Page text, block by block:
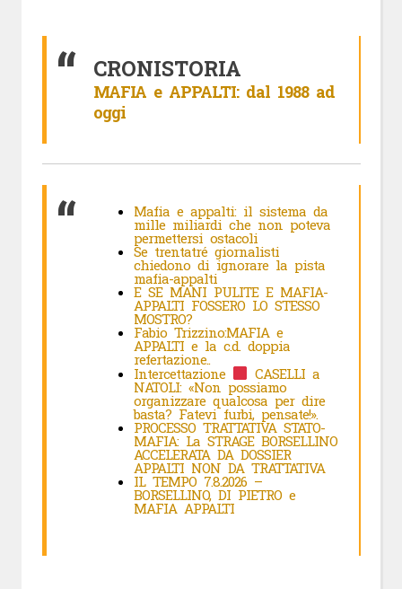
CRONISTORIA
MAFIA e APPALTI: dal 1988 ad
oggi
Mafia e appalti: il sistema da
mille miliardi che non poteva
permettersi ostacoli
Se trentatré giornalisti
chiedono di ignorare la pista
mafia-appalti
E SE MANI PULITE E MAFIA-
APPALTI FOSSERO LO STESSO
MOSTRO?
Fabio Trizzino:MAFIA e
APPALTI e la c.d. doppia
refertazione..
Intercettazione CASELLI a
NATOLI: «Non possiamo
organizzare qualcosa per dire
basta? Fatevi furbi, pensate!».
PROCESSO TRATTATIVA STATO-
MAFIA: La STRAGE BORSELLINO
ACCELERATA DA DOSSIER
APPALTI NON DA TRATTATIVA
IL TEMPO 7.8.2026 –
BORSELLINO, DI PIETRO e
MAFIA APPALTI